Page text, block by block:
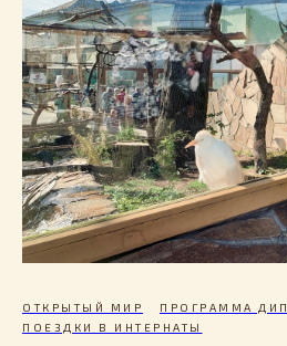
ОТКРЫТЫЙ МИР
ПРОГРАММА ДИП
ПОЕЗДКИ В ИНТЕРНАТЫ